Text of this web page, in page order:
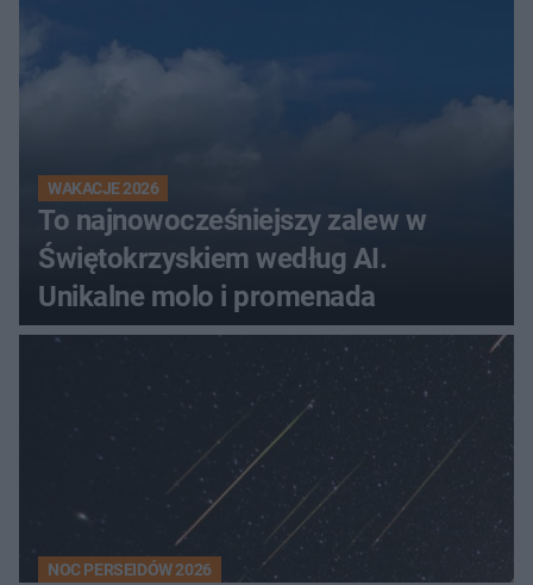
WAKACJE 2026
To najnowocześniejszy zalew w
Świętokrzyskiem według AI.
Unikalne molo i promenada
NOC PERSEIDÓW 2026